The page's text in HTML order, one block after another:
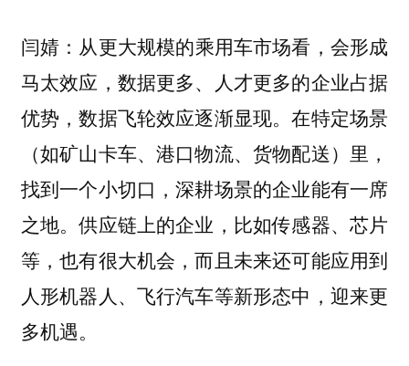
闫婧： 从更大规模的乘用车市场看，会形成
马太效应，数据更多、人才更多的企业占据
优势，数据飞轮效应逐渐显现。在特定场景
（如矿山卡车、港口物流、货物配送）里，
找到一个小切口，深耕场景的企业能有一席
之地。供应链上的企业，比如传感器、芯片
等，也有很大机会，而且未来还可能应用到
人形机器人、飞行汽车等新形态中，迎来更
多机遇。